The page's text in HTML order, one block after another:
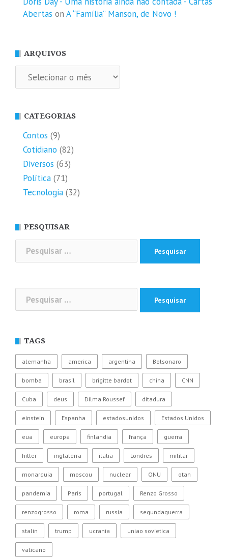
Abertas on A “Família” Manson, de Novo !
ARQUIVOS
CATEGORIAS
Contos (9)
Cotidiano (82)
Diversos (63)
Política (71)
Tecnologia (32)
PESQUISAR
Pesquisar
por:
por:
TAGS
alemanha america argentina Bolsonaro
bomba brasil brigitte bardot china CNN
Cuba deus Dilma Roussef ditadura
einstein Espanha estadosunidos Estados Unidos
eua europa finlandia frança guerra
hitler inglaterra italia Londres militar
monarquia moscou nuclear ONU otan
pandemia Paris portugal Renzo Grosso
renzogrosso roma russia segundaguerra
stalin trump ucrania uniao sovietica
vaticano